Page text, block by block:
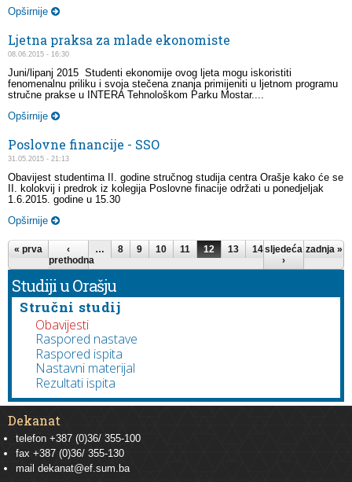
Opširnije
Ljetna praksa za mlade ekonomiste
08.06.2015 - 16:30
Juni/lipanj 2015 Studenti ekonomije ovog ljeta mogu iskoristiti
fenomenalnu priliku i svoja stečena znanja primijeniti u ljetnom programu
stručne prakse u INTERA Tehnološkom Parku Mostar....
Opširnije
Poslovne financije - SSO
31.05.2015 - 21:13
Obavijest studentima II. godine stručnog studija centra Orašje kako će se
II. kolokvij i predrok iz kolegija Poslovne finacije održati u ponedjeljak
1.6.2015. godine u 15.30
Opširnije
Stranice
« prva
‹
prethodna
… 8 9 10 11 12 13 14 15 16 …
sljedeća
›
zadnja »
Studiji u Orašju
Stručni studij
Obavijesti
Raspored nastave
Raspored ispita
Nastavni materijal
Rezultati ispita
Dekanat
telefon +387 (0)36/ 355-100
fax +387 (0)36/ 355-130
mail dekanat@ef.sum.ba